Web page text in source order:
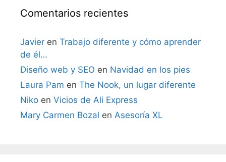
Comentarios recientes
Javier en Trabajo diferente y cómo aprender
de él…
Diseño web y SEO en Navidad en los pies
Laura Pam en The Nook, un lugar diferente
Niko en Vicios de Ali Express
Mary Carmen Bozal en Asesoría XL